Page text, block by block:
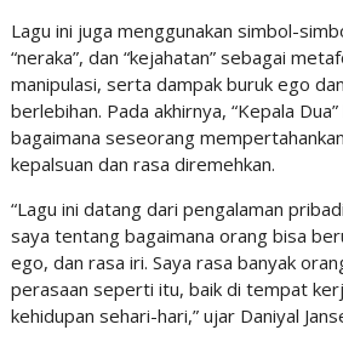
Lagu ini juga menggunakan simbol-
“neraka”, dan “kejahatan” sebagai
manipulasi, serta dampak buruk ego
berlebihan. Pada akhirnya, “Kepala
bagaimana seseorang
kepalsuan dan rasa diremehkan.
“Lagu ini datang dari pengalaman
saya tentang bagaimana orang bisa
ego, dan rasa iri. Saya rasa banyak
perasaan seperti itu, baik di tempat
kehidupan sehari-hari,” ujar Daniyal